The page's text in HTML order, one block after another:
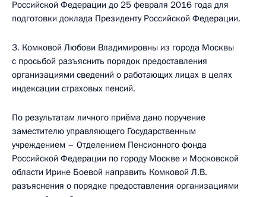
Российской Федерации до 25 февраля 2016 года для
подготовки доклада Президенту Российской Федерации.
3. Комковой Любови Владимировны из города Москвы
с просьбой разъяснить порядок предоставления
организациями сведений о работающих лицах в целях
индексации страховых пенсий.
По результатам личного приёма дано поручение
заместителю управляющего Государственным
учреждением – Отделением Пенсионного фонда
Российской Федерации по городу Москве и Московской
области Ирине Боевой направить Комковой Л.В.
разъяснения о порядке предоставления организациями